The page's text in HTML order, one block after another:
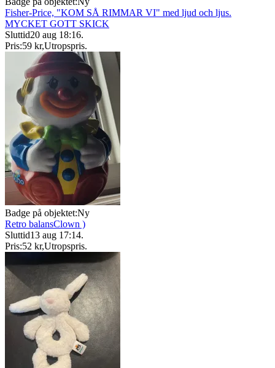
Fisher-Price, "KOM SÅ RIMMAR VI" med ljud och ljus.
MYCKET GOTT SKICK
Sluttid20 aug 18:16.
Pris:59 kr,Utropspris.
Badge på objektet:Ny
Retro balansClown )
Sluttid13 aug 17:14.
Pris:52 kr,Utropspris.